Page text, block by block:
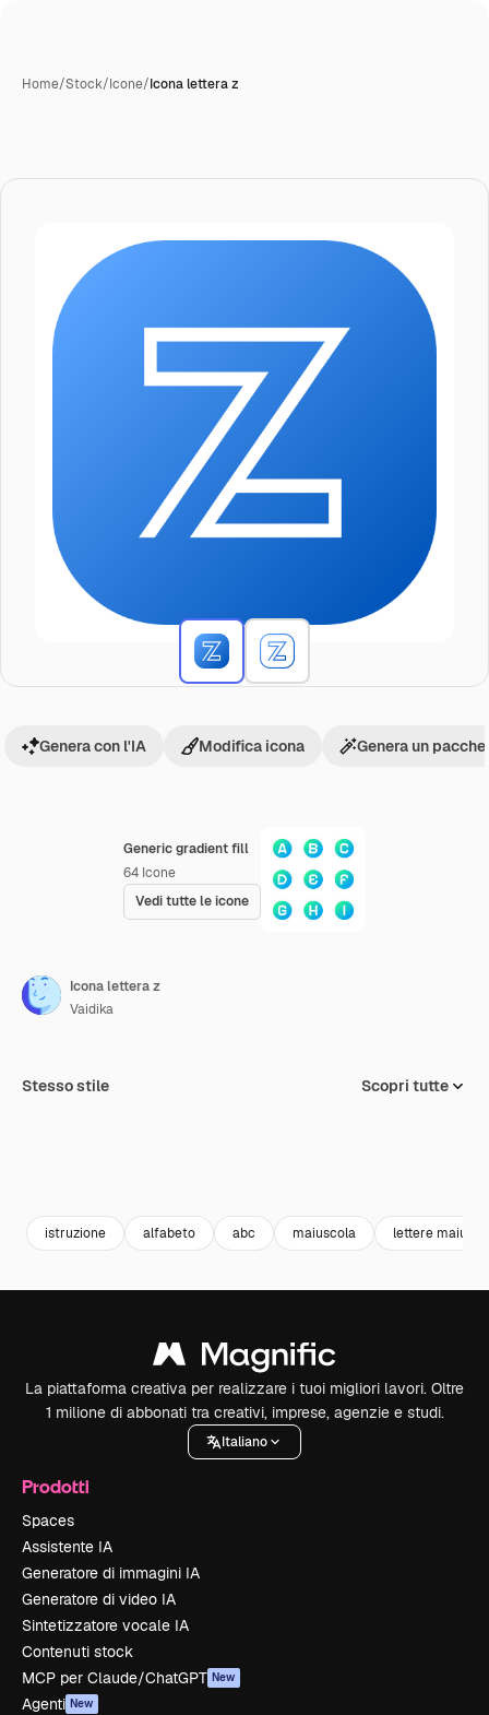
Home/Stock/Icone/Icona lettera z
Generic gradient fill
64 Icone
Vedi tutte le icone
Genera con l'IA Modifica icona Genera un
Icona lettera z
Vaidika
Stesso stile Scopri tutte
istruzione alfabeto abc maiuscola lettere
La piattaforma creativa per realizzare i tuoi migliori lavori. Oltre
1 milione di abbonati tra creativi, imprese, agenzie e studi.
Italiano
Prodotti
Spaces
Assistente IA
Generatore di immagini IA
Generatore di video IA
Sintetizzatore vocale IA
Contenuti stock
MCP per Claude/ChatGPT New
Agenti New